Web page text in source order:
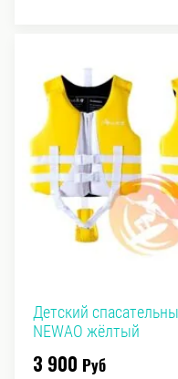
Детский
NEWAO жёлтый
3 900 Руб